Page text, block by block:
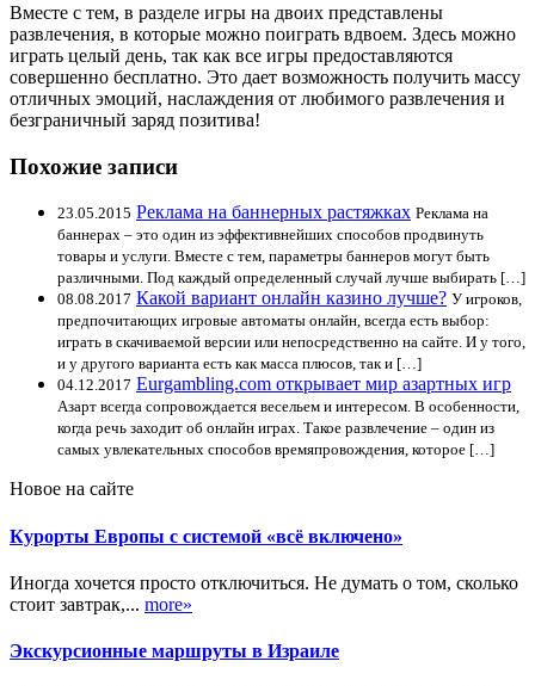
Вместе с тем, в разделе игры на двоих представлены
развлечения, в которые можно поиграть вдвоем. Здесь можно
играть целый день, так как все игры предоставляются
совершенно бесплатно. Это дает возможность получить массу
отличных эмоций, наслаждения от любимого развлечения и
безграничный заряд позитива!
Похожие записи
23.05.2015 Реклама на баннерных растяжках Реклама на
баннерах – это один из эффективнейших способов продвинуть
товары и услуги. Вместе с тем, параметры баннеров могут быть
различными. Под каждый определенный случай лучше выбирать […]
08.08.2017 Какой вариант онлайн казино лучше? У игроков,
предпочитающих игровые автоматы онлайн, всегда есть выбор:
играть в скачиваемой версии или непосредственно на сайте. И у того,
и у другого варианта есть как масса плюсов, так и […]
04.12.2017 Еurgambling.com открывает мир азартных игр
Азарт всегда сопровождается весельем и интересом. В особенности,
когда речь заходит об онлайн играх. Такое развлечение – один из
самых увлекательных способов времяпровождения, которое […]
Новое на сайте
Курорты Европы с системой «всё включено»
Иногда хочется просто отключиться. Не думать о том, сколько
стоит завтрак,... more»
Экскурсионные маршруты в Израиле